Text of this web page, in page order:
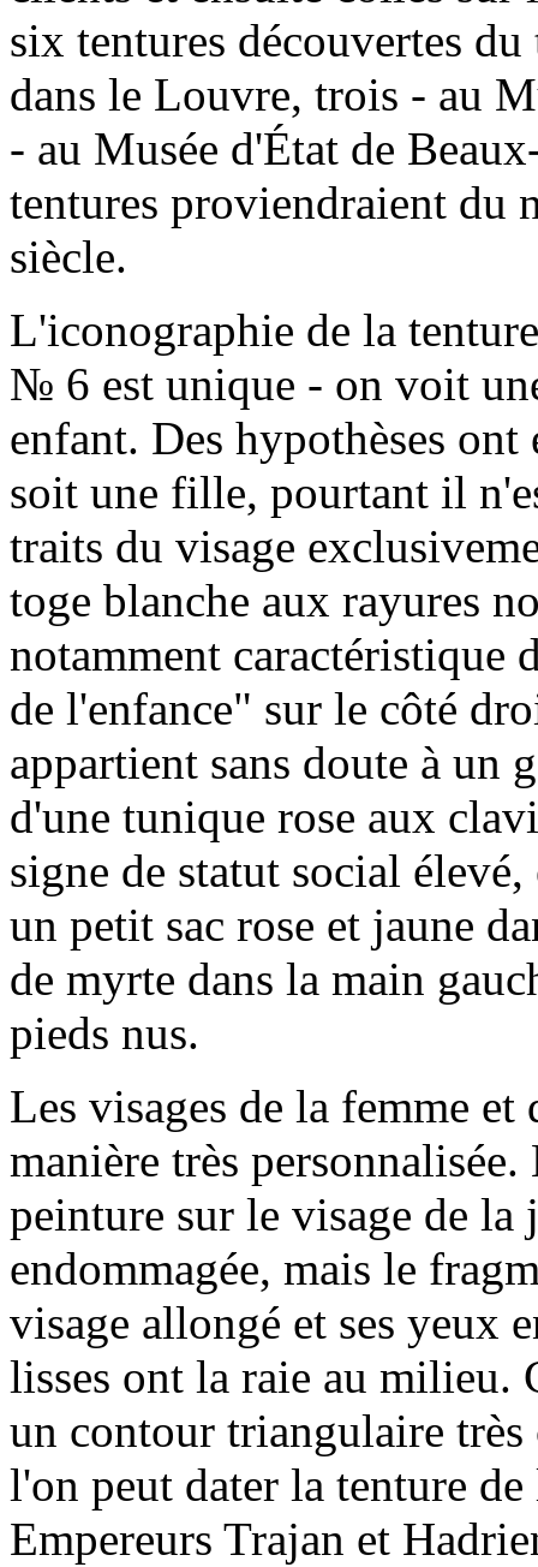
six tentures découvertes
dans le Louvre, trois - au
- au Musée d'État de
tentures proviendraient du
siècle.
L'iconographie de la
№ 6 est unique - on voit
enfant. Des hypothèses ont
soit une fille, pourtant il
traits du visage
toge blanche aux rayures
notamment caractéristique
de l'enfance" sur le côté
appartient sans doute à un
d'une tunique rose aux
signe de statut social
un petit sac rose et jaune
de myrte dans la main
pieds nus.
Les visages de la femme
manière très
peinture sur le visage de la
endommagée, mais le
visage allongé et ses yeux
lisses ont la raie au milieu.
un contour triangulaire
l'on peut dater la tenture
Empereurs Trajan et